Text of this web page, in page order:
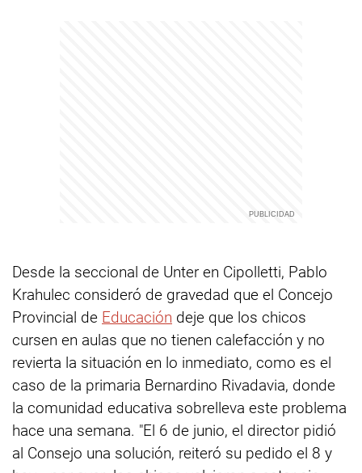
Desde la seccional de Unter en Cipolletti, Pablo
Krahulec consideró de gravedad que el Concejo
Provincial de Educación deje que los chicos
cursen en aulas que no tienen calefacción y no
revierta la situación en lo inmediato, como es el
caso de la primaria Bernardino Rivadavia, donde
la comunidad educativa sobrelleva este problema
hace una semana. "El 6 de junio, el director pidió
al Consejo una solución, reiteró su pedido el 8 y